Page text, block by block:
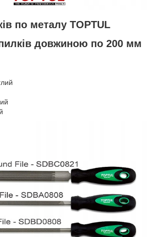
по металу TOPTUL
довжиною по 200 мм